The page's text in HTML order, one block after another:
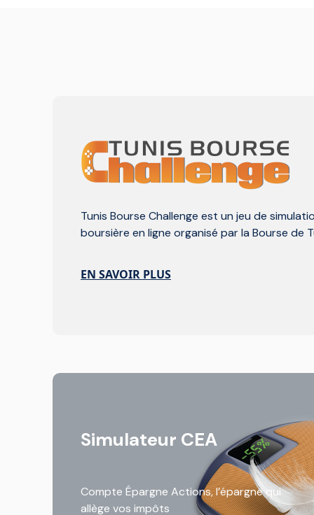
Tunis Bourse Challenge est un jeu de
boursière en ligne organisé par la Bourse de
EN SAVOIR PLUS
Simulateur CEA
Compte Épargne Actions, l’épargne qui
allège vos impôts